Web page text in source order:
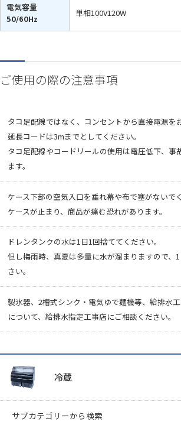
冷蔵
サブカテゴリーから検索
電気容量
50/60Hz
単相100V120W
ご使用の際の注意事項
タコ足配線ではなく、コンセントから直接電源を
延長コードは3mまでとしてください。
タコ足配線やコードリールの使用は電圧低下、事
ます。
ケース下部の空気入口を垂れ幕や布で塞がないで
ケースが止まり、商品が痛む恐れがあります。
ドレンタンクの水は1日1回捨ててください。
但し梅雨時、真夏は多量に水が溜まりますので、
さい。
製氷器、2槽式シンク・電気ゆで麺機等、給排水
について、給排水指定工事店にご相談ください。